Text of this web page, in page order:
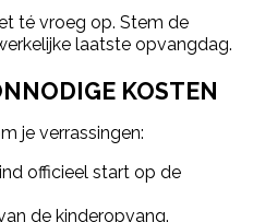
té vroeg op. Stem de
laatste opvangdag.
KOSTEN
je verrassingen:
officieel start op de
de kinderopvang.